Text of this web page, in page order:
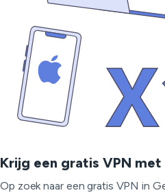
Krijg een gratis VPN
Op zoek naar een gratis VPN in